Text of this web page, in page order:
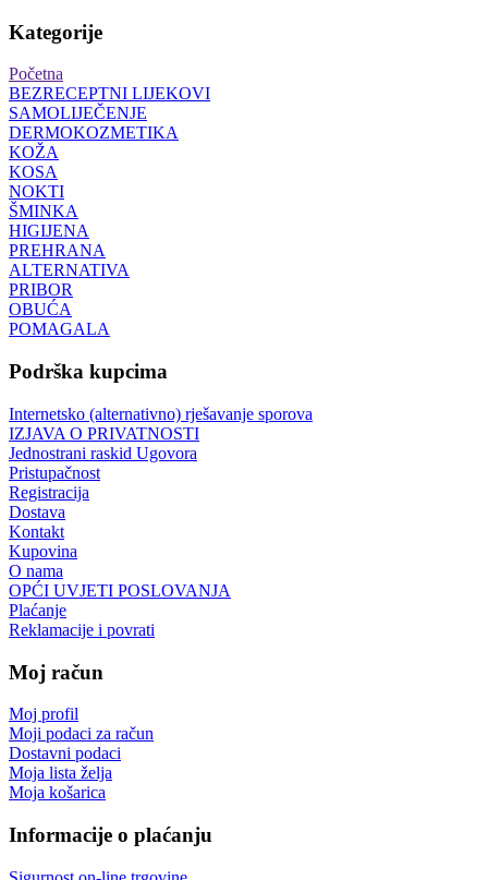
Kategorije
Početna
BEZRECEPTNI LIJEKOVI
SAMOLIJEČENJE
DERMOKOZMETIKA
KOŽA
KOSA
NOKTI
ŠMINKA
HIGIJENA
PREHRANA
ALTERNATIVA
PRIBOR
OBUĆA
POMAGALA
Podrška kupcima
Internetsko (alternativno) rješavanje sporova
IZJAVA O PRIVATNOSTI
Jednostrani raskid Ugovora
Pristupačnost
Registracija
Dostava
Kontakt
Kupovina
O nama
OPĆI UVJETI POSLOVANJA
Plaćanje
Reklamacije i povrati
Moj račun
Moj profil
Moji podaci za račun
Dostavni podaci
Moja lista želja
Moja košarica
Informacije o plaćanju